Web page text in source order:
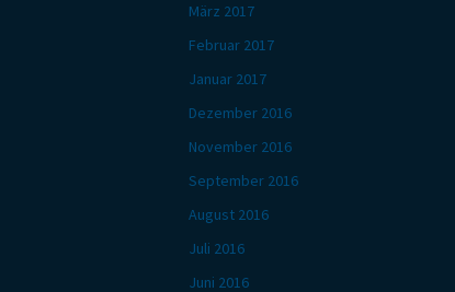
März 2017
Februar 2017
Januar 2017
Dezember 2016
November 2016
September 2016
August 2016
Juli 2016
Juni 2016